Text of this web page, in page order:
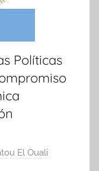
Políticas
El Ouali